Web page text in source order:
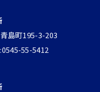
島町195-3-203
55-5412